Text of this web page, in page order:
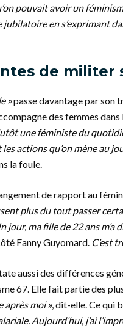
pouvait avoir un
en s’exprimant
de militer
»passe davantage par son
des femmes
une féministe du
actions qu’on mène au
la foule.
de rapport au
plus du tout passer
jour, ma fille de 22 ans m’a
Fanny Guyomard. C’est
aussi des différences
67. Elle fait partie des
après moi », dit-elle. Ce qui
Aujourd’hui, j’ai